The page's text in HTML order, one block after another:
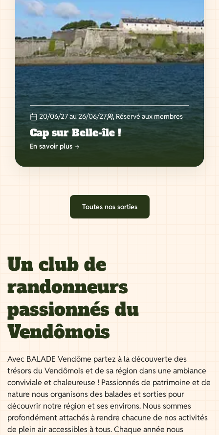
20/06/27 au 26/06/27 Réservé aux membres
Cap sur Belle-île !
En savoir plus
Toutes nos sorties
Un club de
randonneurs
passionnés du
Vendômois
Avec BALADE Vendôme partez à la découverte des
trésors du Vendômois et de sa région dans une ambiance
conviviale et chaleureuse ! Passionnés de patrimoine et de
nature nous organisons des balades et sorties pour
découvrir notre région et ses environs. Nous sommes
profondément attachés à rendre chacune de nos activités
de plein air accessibles à tous. Chaque année nous